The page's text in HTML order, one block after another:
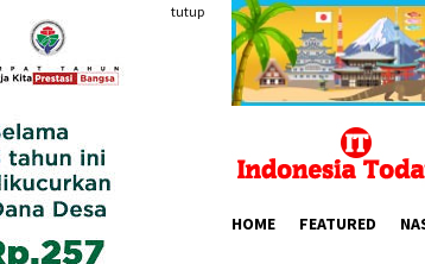
konten
tutup
HOME FEATURED